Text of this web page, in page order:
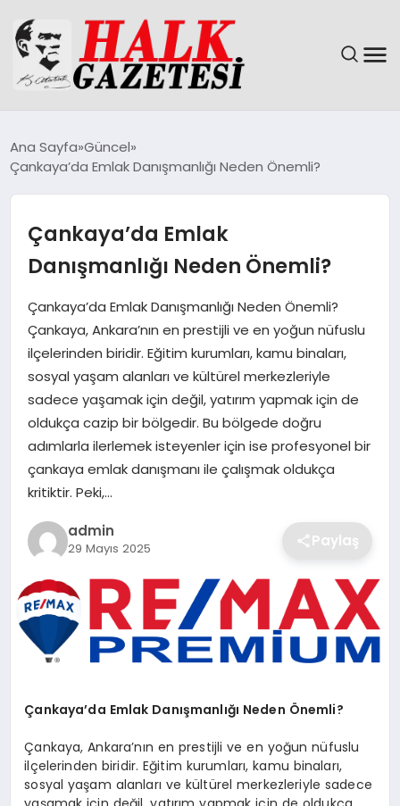
DÜNYA
EĞITIM
EKONOMI
MAGAZIN
SAĞLIK
YAŞAM
Ana Sayfa Güncel
Çankaya’da Emlak Danışmanlığı Neden Önemli?
Çankaya’da Emlak
Danışmanlığı Neden Önemli?
Çankaya’da Emlak Danışmanlığı Neden Önemli?
Çankaya, Ankara’nın en prestijli ve en yoğun nüfuslu
ilçelerinden biridir. Eğitim kurumları, kamu binaları,
sosyal yaşam alanları ve kültürel merkezleriyle
sadece yaşamak için değil, yatırım yapmak için de
oldukça cazip bir bölgedir. Bu bölgede doğru
adımlarla ilerlemek isteyenler için ise profesyonel bir
çankaya emlak danışmanı ile çalışmak oldukça
kritiktir. Peki,…
admin
29 Mayıs 2025 Paylaş
Çankaya’da Emlak Danışmanlığı Neden Önemli?
Çankaya, Ankara’nın en prestijli ve en yoğun nüfuslu
ilçelerinden biridir. Eğitim kurumları, kamu binaları,
sosyal yaşam alanları ve kültürel merkezleriyle sadece